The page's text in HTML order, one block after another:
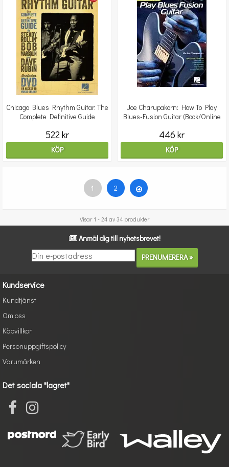
Chicago Blues Rhythm Guitar: The
Complete Definitive Guide
522 kr
KÖP
Joe Charupakorn: How To Play
Blues-Fusion Guitar (Book/Online
446 kr
KÖP
1 2
Visar 1 - 24 av 34 produkter
Anmäl dig till nyhetsbrevet!
Kundservice
Kundtjänst
Om oss
Köpvillkor
Personuppgiftspolicy
Varumärken
Det sociala "lagret"